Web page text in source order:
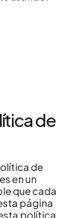
de
de
en un
que cada
página
política